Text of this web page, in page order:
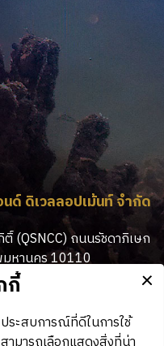
ด์ ดิเวลลอปเม้นท์ จำกัด
(QSNCC) ถนนรัชดาภิเษก
มหานคร 10110